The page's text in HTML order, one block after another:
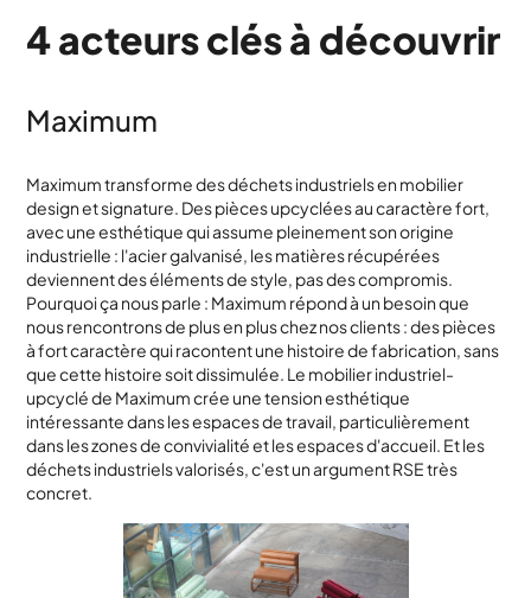
4 acteurs clés à découvrir
Maximum
Maximum transforme des déchets industriels en mobilier
design et signature. Des pièces upcyclées au caractère fort,
avec une esthétique qui assume pleinement son origine
industrielle : l'acier galvanisé, les matières récupérées
deviennent des éléments de style, pas des compromis.
Pourquoi ça nous parle : Maximum répond à un besoin que
nous rencontrons de plus en plus chez nos clients : des pièces
à fort caractère qui racontent une histoire de fabrication, sans
que cette histoire soit dissimulée. Le mobilier industriel-
upcyclé de Maximum crée une tension esthétique
intéressante dans les espaces de travail, particulièrement
dans les zones de convivialité et les espaces d'accueil. Et les
déchets industriels valorisés, c'est un argument RSE très
concret.